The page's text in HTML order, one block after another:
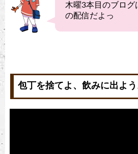
木曜3本目のブログ
の配信だよっ
包丁を捨てよ、飲みに出よ